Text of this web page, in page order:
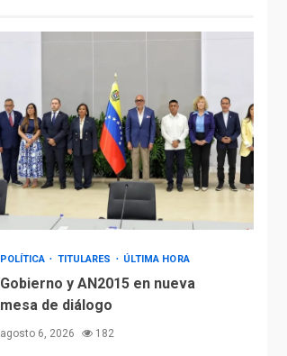
Japón debate
POLÍTICA TITULARES ÚLTIMA HORA
Gobierno y AN2015 en nueva
mesa de diálogo
agosto 6, 2026 182